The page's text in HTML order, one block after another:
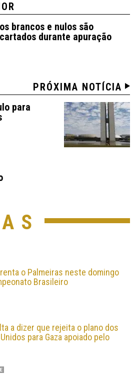
brancos e nulos são
durante apuração
PRÓXIMA NOTÍCIA
para
o Palmeiras neste domingo
Brasileiro
a dizer que rejeita o plano dos
para Gaza apoiado pelo